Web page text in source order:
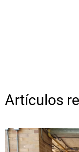
Artículos